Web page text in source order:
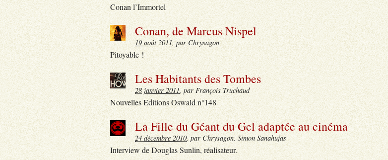
Conan l’Immortel
Conan, de Marcus Nispel
19 août 2011, par Chrysagon
Pitoyable !
Les Habitants des Tombes
28 janvier 2011, par François Truchaud
Nouvelles Editions Oswald n°148
La Fille du Géant du Gel adaptée au cinéma
24 décembre 2010, par Chrysagon, Simon Sanahujas
Interview de Douglas Sunlin, réalisateur.